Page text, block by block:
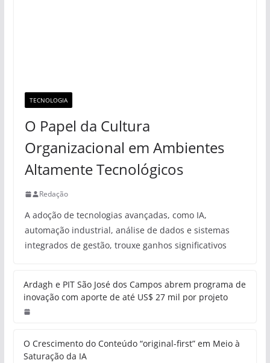
TECNOLOGIA
O Papel da Cultura
Organizacional em Ambientes
Altamente Tecnológicos
Redação
A adoção de tecnologias avançadas, como IA,
automação industrial, análise de dados e sistemas
integrados de gestão, trouxe ganhos significativos
Ardagh e PIT São José dos Campos abrem programa de
inovação com aporte de até US$ 27 mil por projeto
O Crescimento do Conteúdo “original-first” em Meio à
Saturação da IA